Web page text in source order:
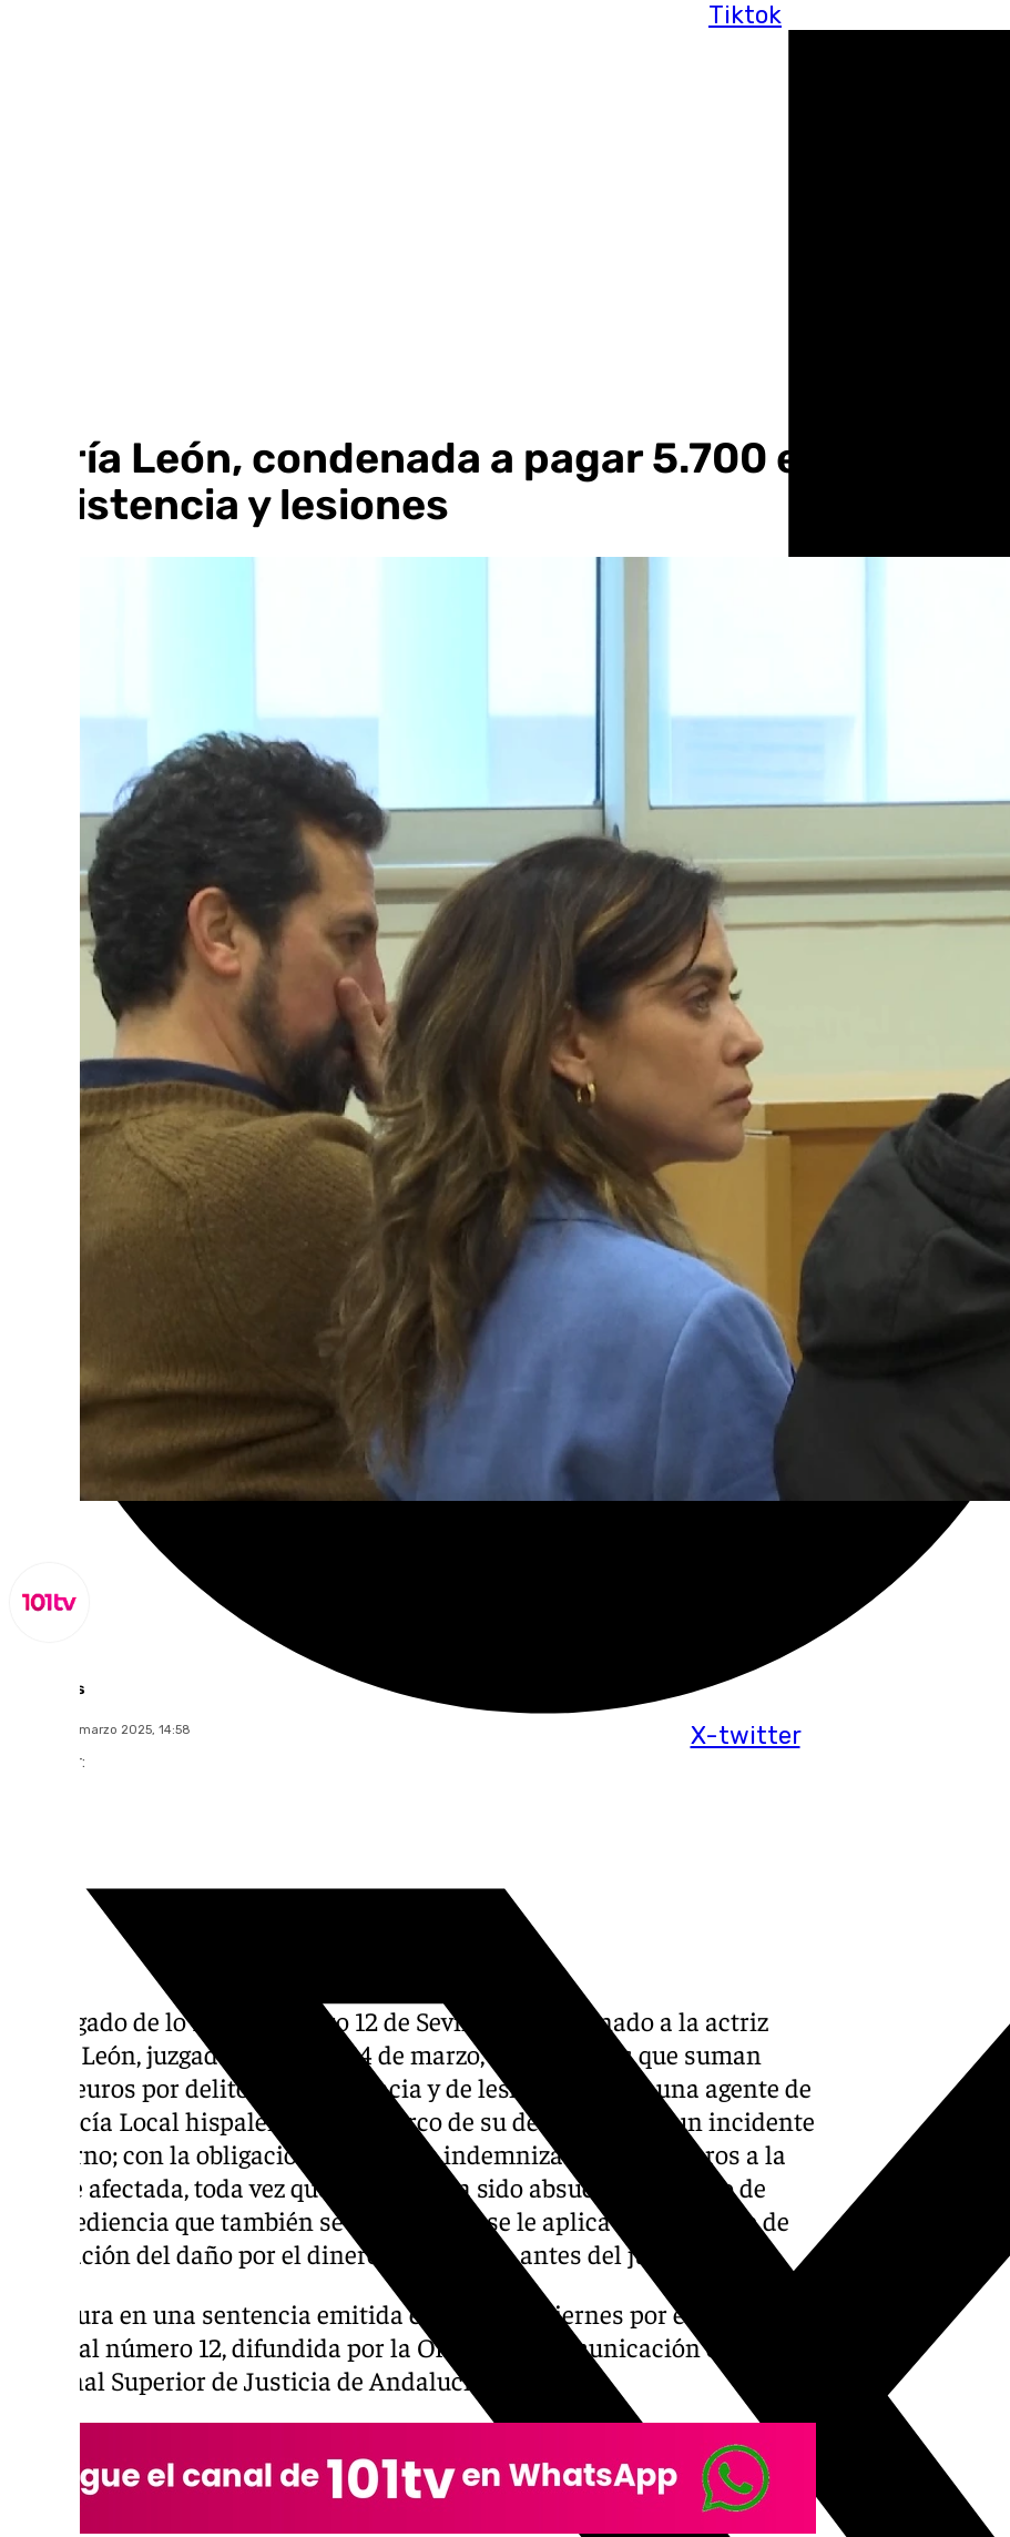
Tiktok
X-twitter
María León, condenada a pagar 5.700 euros de
resistencia y lesiones
Lynx Devs
viernes, 28 marzo 2025, 14:58
Compartir:
El Juzgado de lo Penal número 12 de Sevilla ha condenado a la actriz
María León, juzgada el pasado 14 de marzo, a dos multas que suman
5.700 euros por delitos de resistencia y de lesiones leves a una agente de
la Policía Local hispalense en el marco de su detención por un incidente
nocturno; con la obligación además de indemnizar con cien euros a la
agente afectada, toda vez que la artista ha sido absuelta del delito de
desobediencia que también se le atribuía y se le aplica la atenuante de
reparación del daño por el dinero consignado antes del juicio.
Así figura en una sentencia emitida este mismo viernes por el Juzgado de
lo Penal número 12, difundida por la Oficina de Comunicación del
Tribunal Superior de Justicia de Andalucía (TSJA).